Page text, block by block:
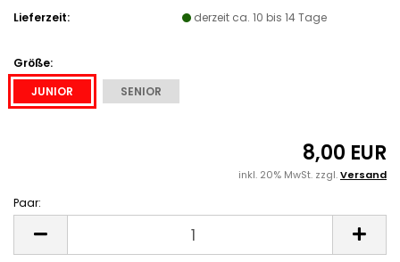
Lieferzeit:
derzeit ca. 10 bis 14 Tage
Größe:
JUNIOR
SENIOR
8,00 EUR
inkl. 20% MwSt. zzgl.Versand
Paar: